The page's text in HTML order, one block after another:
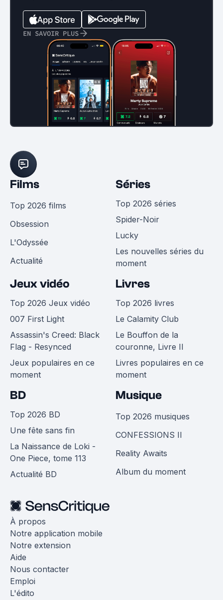
EN SAVOIR PLUS
Films
Top 2026 films
Obsession
L'Odyssée
Actualité
Séries
Top 2026 séries
Spider-Noir
Lucky
Les nouvelles séries du
moment
Jeux vidéo
Top 2026 Jeux vidéo
007 First Light
Assassin's Creed: Black
Flag - Resynced
Jeux populaires en ce
moment
Livres
Top 2026 livres
Le Calamity Club
Le Bouffon de la
couronne, Livre II
Livres populaires en ce
moment
BD
Top 2026 BD
Une fête sans fin
La Naissance de Loki -
One Piece, tome 113
Actualité BD
Musique
Top 2026 musiques
CONFESSIONS II
Reality Awaits
Album du moment
À propos
Notre application mobile
Notre extension
Aide
Nous contacter
Emploi
L'édito